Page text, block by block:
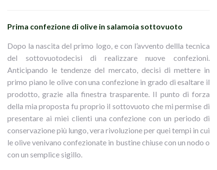
Prima confezione di olive in salamoia sottovuoto
Dopo la nascita del primo logo, e con l’avvento dellla tecnica
del sottovuotodecisi di realizzare nuove confezioni.
Anticipando le tendenze del mercato, decisi di mettere in
primo piano le olive con una confezione in grado di esaltare il
prodotto, grazie alla finestra trasparente. Il punto di forza
della mia proposta fu proprio il sottovuoto che mi permise di
presentare ai miei clienti una confezione con un periodo di
conservazione più lungo, vera rivoluzione per quei tempi in cui
le olive venivano confezionate in bustine chiuse con un nodo o
con un semplice sigillo.